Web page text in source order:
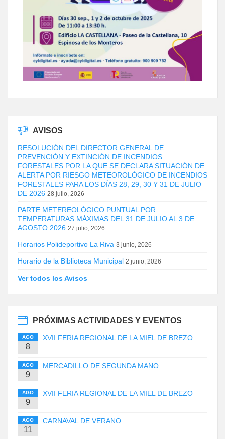
AVISOS
RESOLUCIÓN DEL DIRECTOR GENERAL DE
PREVENCIÓN Y EXTINCIÓN DE INCENDIOS
FORESTALES POR LA QUE SE DECLARA SITUACIÓN DE
ALERTA POR RIESGO METEOROLÓGICO DE INCENDIOS
FORESTALES PARA LOS DÍAS 28, 29, 30 Y 31 DE JULIO
DE 2026 28 julio, 2026
PARTE METEREOLÓGICO PUNTUAL POR
TEMPERATURAS MÁXIMAS DEL 31 DE JULIO AL 3 DE
AGOSTO 2026 27 julio, 2026
Horarios Polideportivo La Riva 3 junio, 2026
Horario de la Biblioteca Municipal 2 junio, 2026
Ver todos los Avisos
PRÓXIMAS ACTIVIDADES Y EVENTOS
AGO
8
XVII FERIA REGIONAL DE LA MIEL DE BREZO
AGO
9
MERCADILLO DE SEGUNDA MANO
AGO
9
XVII FERIA REGIONAL DE LA MIEL DE BREZO
AGO
11
CARNAVAL DE VERANO